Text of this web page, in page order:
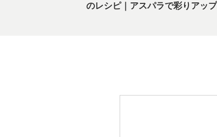
のレシピ｜アスパラで彩りアップ